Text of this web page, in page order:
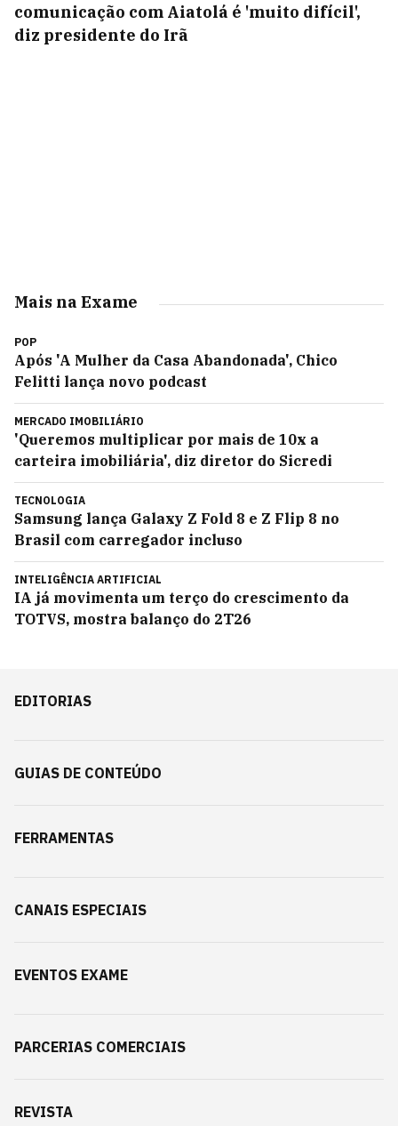
comunicação com Aiatolá é 'muito difícil',
diz presidente do Irã
Mais na Exame
POP
Após 'A Mulher da Casa Abandonada', Chico
Felitti lança novo podcast
MERCADO IMOBILIÁRIO
'Queremos multiplicar por mais de 10x a
carteira imobiliária', diz diretor do Sicredi
TECNOLOGIA
Samsung lança Galaxy Z Fold 8 e Z Flip 8 no
Brasil com carregador incluso
INTELIGÊNCIA ARTIFICIAL
IA já movimenta um terço do crescimento da
TOTVS, mostra balanço do 2T26
EDITORIAS
GUIAS DE CONTEÚDO
FERRAMENTAS
CANAIS ESPECIAIS
EVENTOS EXAME
PARCERIAS COMERCIAIS
REVISTA